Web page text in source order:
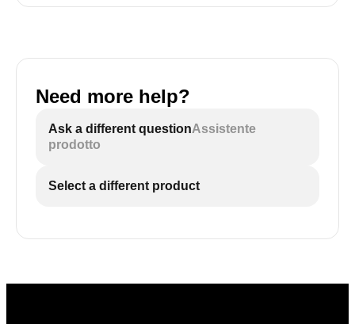
Need more help?
Ask a different questionAssistente
prodotto
Select a different product